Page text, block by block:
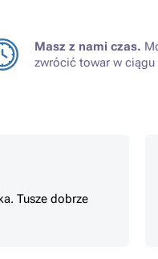
Masz z nami czas.
zwrócić towar w ciągu
Tusze dobrze